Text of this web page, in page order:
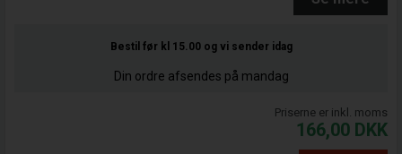
Bestil før kl 15.00 og vi sender idag
Din ordre afsendes på mandag
Priserne er inkl. moms
166,00 DKK